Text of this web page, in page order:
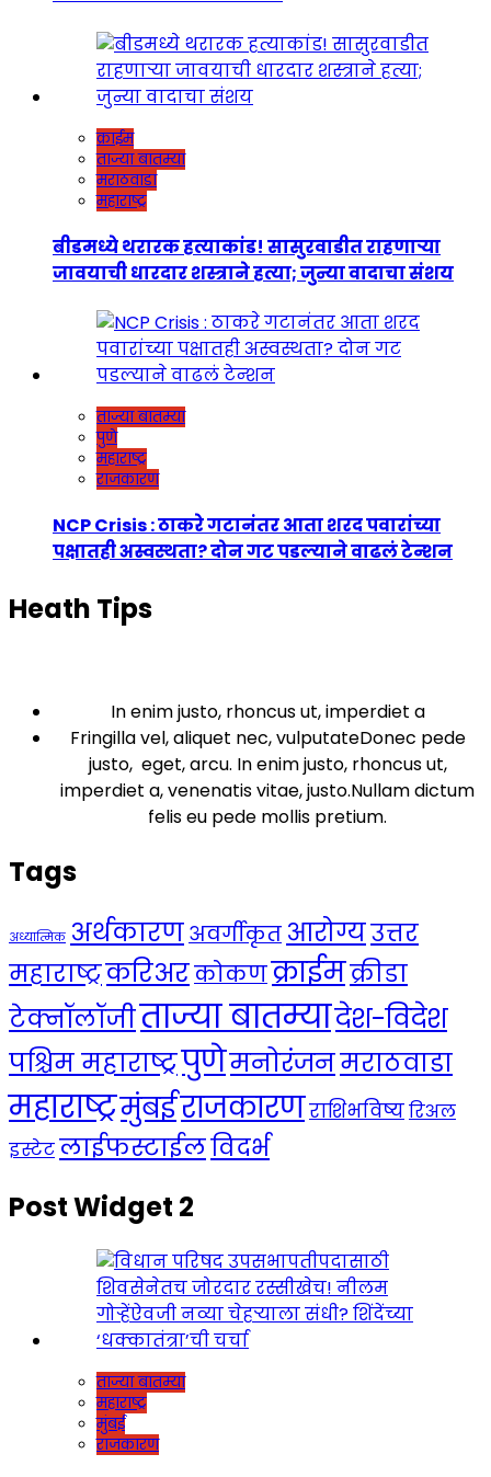
क्राईम
ताज्या बातम्या
मराठवाडा
महाराष्ट्र
बीडमध्ये थरारक हत्याकांड! सासुरवाडीत राहणाऱ्या
जावयाची धारदार शस्त्राने हत्या; जुन्या वादाचा संशय
ताज्या बातम्या
पुणे
महाराष्ट्र
राजकारण
NCP Crisis : ठाकरे गटानंतर आता शरद पवारांच्या
पक्षातही अस्वस्थता? दोन गट पडल्याने वाढलं टेन्शन
Heath Tips
In enim justo, rhoncus ut, imperdiet a
Fringilla vel, aliquet nec, vulputateDonec pede
justo, eget, arcu. In enim justo, rhoncus ut,
imperdiet a, venenatis vitae, justo.Nullam dictum
felis eu pede mollis pretium.
Tags
अध्यात्मिक अर्थकारणअवर्गीकृत आरोग्यउत्तर
महाराष्ट्रकरिअरकोकणक्राईमक्रीडा
टेक्नॉलॉजीताज्या बातम्यादेश-विदेश
पश्चिम महाराष्ट्रपुणेमनोरंजनमराठवाडा
महाराष्ट्रमुंबईराजकारणराशिभविष्यरिअल
इस्टेटलाईफस्टाईलविदर्भ
Post Widget 2
ताज्या बातम्या
महाराष्ट्र
मुंबई
राजकारण